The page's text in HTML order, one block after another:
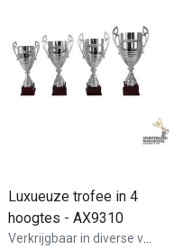
Luxueuze trofee in 4
hoogtes - AX9310